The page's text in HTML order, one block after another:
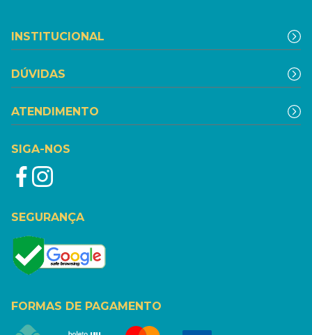
INSTITUCIONAL
DÚVIDAS
ATENDIMENTO
SIGA-NOS
SEGURANÇA
FORMAS DE PAGAMENTO